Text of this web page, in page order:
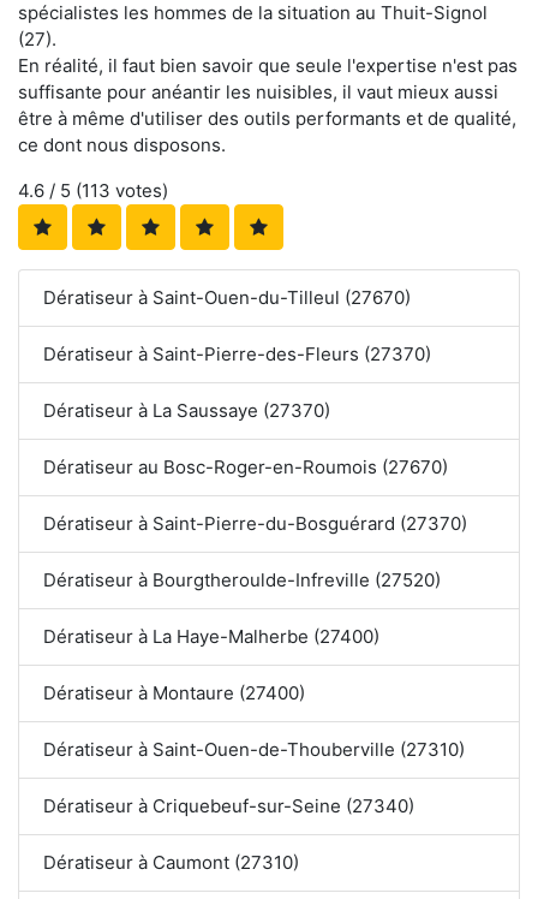
spécialistes les hommes de la situation au Thuit-Signol
(27).
En réalité, il faut bien savoir que seule l'expertise n'est pas
suffisante pour anéantir les nuisibles, il vaut mieux aussi
être à même d'utiliser des outils performants et de qualité,
ce dont nous disposons.
4.6 / 5 (113 votes)
Dératiseur à Saint-Ouen-du-Tilleul (27670)
Dératiseur à Saint-Pierre-des-Fleurs (27370)
Dératiseur à La Saussaye (27370)
Dératiseur au Bosc-Roger-en-Roumois (27670)
Dératiseur à Saint-Pierre-du-Bosguérard (27370)
Dératiseur à Bourgtheroulde-Infreville (27520)
Dératiseur à La Haye-Malherbe (27400)
Dératiseur à Montaure (27400)
Dératiseur à Saint-Ouen-de-Thouberville (27310)
Dératiseur à Criquebeuf-sur-Seine (27340)
Dératiseur à Caumont (27310)